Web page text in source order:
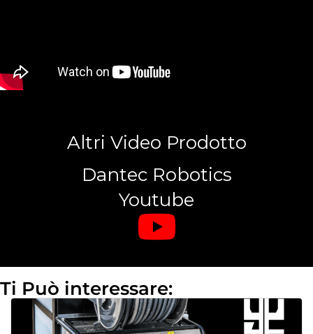
Altri Video Prodotto
Dantec Robotics
Youtube
Ti Può interessare: